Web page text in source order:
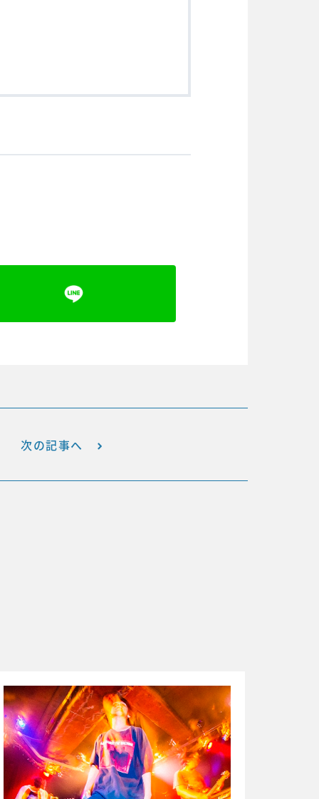
次の記事へ